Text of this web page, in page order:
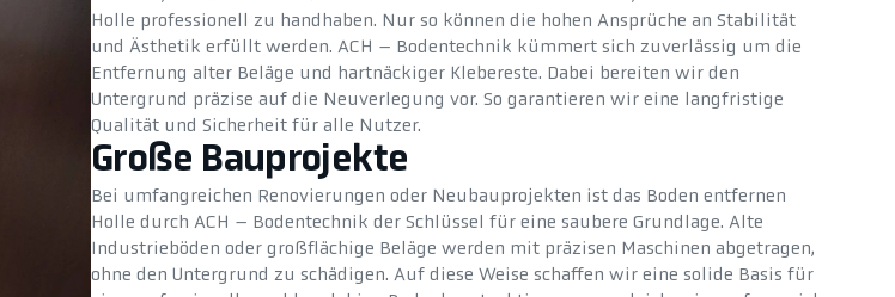
Holle professionell zu handhaben. Nur so können die hohen Ansprüche an Stabilität
und Ästhetik erfüllt werden. ACH – Bodentechnik kümmert sich zuverlässig um die
Entfernung alter Beläge und hartnäckiger Klebereste. Dabei bereiten wir den
Untergrund präzise auf die Neuverlegung vor. So garantieren wir eine langfristige
Qualität und Sicherheit für alle Nutzer.
Große Bauprojekte
Bei umfangreichen Renovierungen oder Neubauprojekten ist das Boden entfernen
Holle durch ACH – Bodentechnik der Schlüssel für eine saubere Grundlage. Alte
Industrieböden oder großflächige Beläge werden mit präzisen Maschinen abgetragen,
ohne den Untergrund zu schädigen. Auf diese Weise schaffen wir eine solide Basis für